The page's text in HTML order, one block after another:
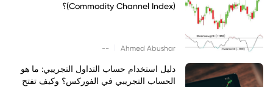
(Commodity Channel Index)؟
Ahmed Abushar
--
دليل استخدام حساب التداول التجريبي: ما هو
الحساب التجريبي في الفوركس؟ وكيف تفتح